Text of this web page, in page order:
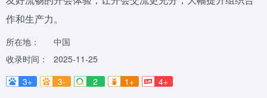
作和生产力。
所在地：
中国
收录时间：
2025-11-25
3+
3- 2 1+ 4+